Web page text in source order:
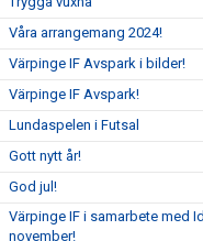
Våra arrangemang 2024!
Värpinge IF Avspark i bilder!
Värpinge IF Avspark!
Lundaspelen i Futsal
Gott nytt år!
God jul!
Värpinge IF i samarbete med
november!